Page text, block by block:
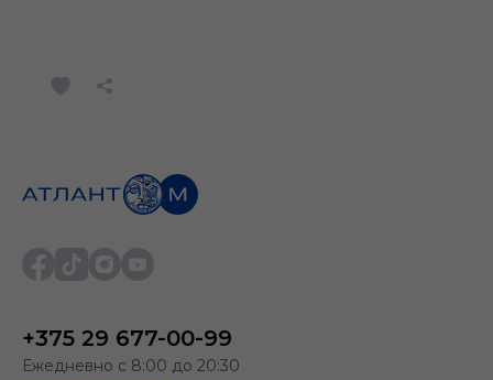
+375 29 677-00-99
Ежедневно с 8:00 до 20:30